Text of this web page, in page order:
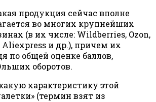
продукция сейчас вполне
во многих крупнейших
(в их числе: Wildberries, Ozon,
и др.), причем их
по общей оценке баллов,
оборотов.
характеристику этой
(термин взят из